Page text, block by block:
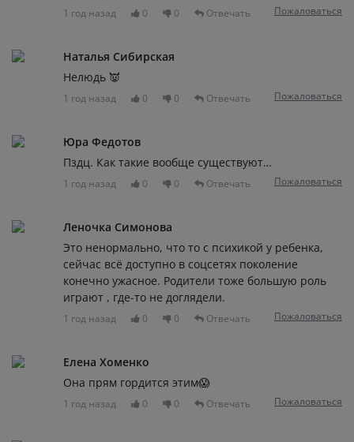
1 год назад 0 0 Отвечать Пожаловаться
Наталья Сибирская
Нелюдь 👿
1 год назад 0 0 Отвечать Пожаловаться
Юра Федотов
Пздц. Как такие вообще существуют…
1 год назад 0 0 Отвечать Пожаловаться
Леночка Симонова
Это ненормально, что то с психикой у ребенка,
сейчас всё доступно в соцсетях поколение
конечно ужасное. Родители тоже большую роль
играют , где-то не доглядели.
1 год назад 0 0 Отвечать Пожаловаться
Елена Хоменко
Она прям гордится этим😱
1 год назад 0 0 Отвечать Пожаловаться